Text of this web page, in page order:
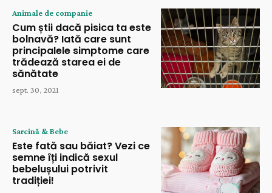
Animale de companie
Cum știi dacă pisica ta este
bolnavă? Iată care sunt
principalele simptome care
trădează starea ei de
sănătate
sept. 30, 2021
Sarcină & Bebe
Este fată sau băiat? Vezi ce
semne îți indică sexul
bebelușului potrivit
tradiției!